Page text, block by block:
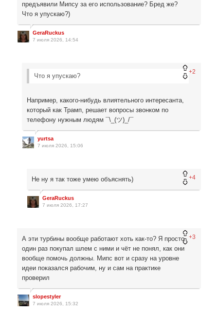
предъявили Мипсу за его использование? Бред же?
Что я упускаю?)
GeraRuckus
7 июля 2026, 14:54
+2
Что я упускаю?
Например, какого-нибудь влиятельного интересанта,
который как Трамп, решает вопросы звонком по
телефону нужным людям ¯\_(ツ)_/¯
yurtsa
7 июля 2026, 15:06
+4
Не ну я так тоже умею объяснять)
GeraRuckus
7 июля 2026, 17:27
+3
А эти турбины вообще работают хоть как-то? Я просто
один раз покупал шлем с ними и чёт не понял, как они
вообще помочь должны. Мипс вот и сразу на уровне
идеи показался рабочим, ну и сам на практике
проверил
slopestyler
7 июля 2026, 15:32